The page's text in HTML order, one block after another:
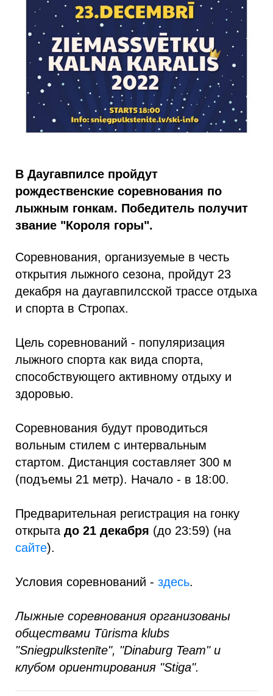
В Даугавпилсе пройдут
рождественские соревнования по
лыжным гонкам. Победитель получит
звание "Короля горы".
Соревнования, организуемые в честь
открытия лыжного сезона, пройдут 23
декабря на даугавпилсской трассе отдыха
и спорта в Стропах.
Цель соревнований - популяризация
лыжного спорта как вида спорта,
способствующего активному отдыху и
здоровью.
Соревнования будут проводиться
вольным стилем с интервальным
стартом. Дистанция составляет 300 м
(подъемы 21 метр). Начало - в 18:00.
Предварительная регистрация на гонку
открыта до 21 декабря (до 23:59) (на
сайте).
Условия соревнований - здесь.
Лыжные соревнования организованы
обществами Tūrisma klubs
"Sniegpulkstenīte", "Dinaburg Team" и
клубом ориентирования "Stiga".